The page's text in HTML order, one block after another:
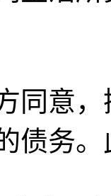
意，
债务